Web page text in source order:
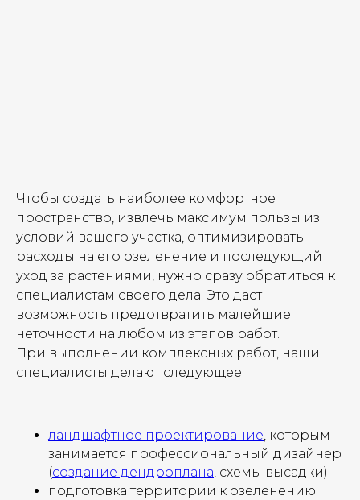
Чтобы создать наиболее комфортное
пространство, извлечь максимум пользы из
условий вашего участка, оптимизировать
расходы на его озеленение и последующий
уход за растениями, нужно сразу обратиться к
специалистам своего дела. Это даст
возможность предотвратить малейшие
неточности на любом из этапов работ.
При выполнении комплексных работ, наши
специалисты делают следующее:
ландшафтное проектирование , которым
занимается профессиональный дизайнер
(создание дендроплана , схемы высадки);
подготовка территории к озеленению